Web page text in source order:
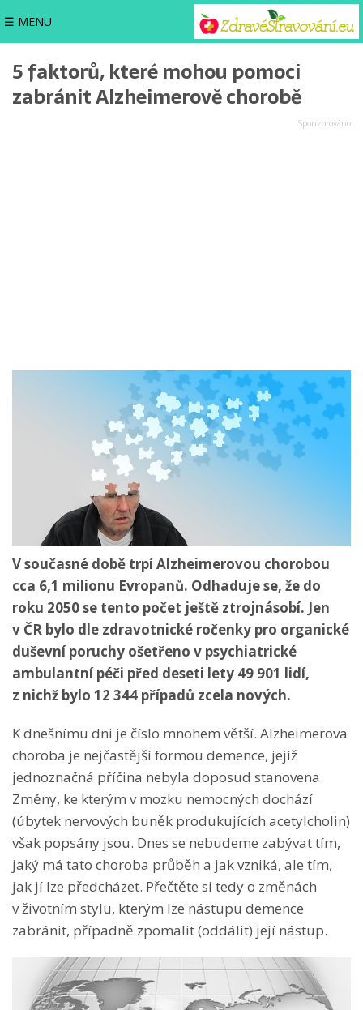
☰ MENU
5 faktorů, které mohou pomoci
zabránit Alzheimerově chorobě
V současné době trpí Alzheimerovou chorobou
cca 6,1 milionu Evropanů. Odhaduje se, že do
roku 2050 se tento počet ještě ztrojnásobí. Jen
v ČR bylo dle zdravotnické ročenky pro organické
duševní poruchy ošetřeno v psychiatrické
ambulantní péči před deseti lety 49 901 lidí,
z nichž bylo 12 344 případů zcela nových.
K dnešnímu dni je číslo mnohem větší. Alzheimerova
choroba je nejčastější formou demence, jejíž
jednoznačná příčina nebyla doposud stanovena.
Změny, ke kterým v mozku nemocných dochází
(úbytek nervových buněk produkujících acetylcholin)
však popsány jsou. Dnes se nebudeme zabývat tím,
jaký má tato choroba průběh a jak vzniká, ale tím,
jak jí lze předcházet. Přečtěte si tedy o změnách
v životním stylu, kterým lze nástupu demence
zabránit, případně zpomalit (oddálit) její nástup.